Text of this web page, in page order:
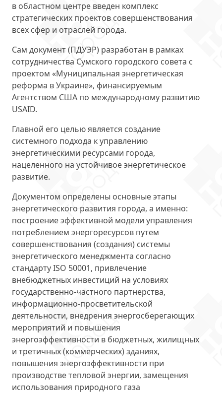
в областном центре введен комплекс
стратегических проектов совершенствования
всех сфер и отраслей города.
Сам документ (ПДУЭР) разработан в рамках
сотрудничества Сумского городского совета с
проектом «Муниципальная энергетическая
реформа в Украине», финансируемым
Агентством США по международному развитию
USAID.
Главной его целью является создание
системного подхода к управлению
энергетическими ресурсами города,
нацеленного на устойчивое энергетическое
развитие.
Документом определены основные этапы
энергетического развития города, а именно:
построение эффективной модели управления
потреблением энергоресурсов путем
совершенствования (создания) системы
энергетического менеджмента согласно
стандарту ISO 50001, привлечение
внебюджетных инвестиций на условиях
государственно-частного партнерства,
информационно-просветительской
деятельности, внедрения энергосберегающих
мероприятий и повышения
энергоэффективности в бюджетных, жилищных
и третичных (коммерческих) зданиях,
повышения энергоэффективности при
производстве тепловой энергии, замещения
использования природного газа